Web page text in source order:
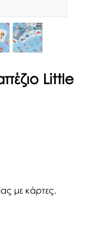
Little
με κάρτες.